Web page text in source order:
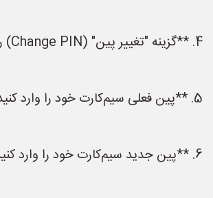
4. **گزینه "تغییر پین" (Change PIN) را انتخاب کنید.**
5. **پین فعلی سیم‌کارت خود را وارد کنید.**
6. **پین جدید سیم‌کارت خود را وارد کنید.**